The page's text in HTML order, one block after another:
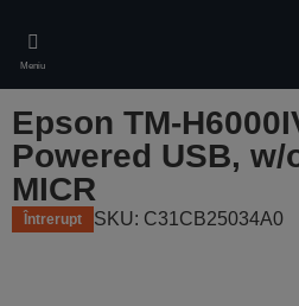
main
content
Meniu
Epson TM-
Powered USB, w/
MICR
Întrerupt SKU: C31CB25034A0